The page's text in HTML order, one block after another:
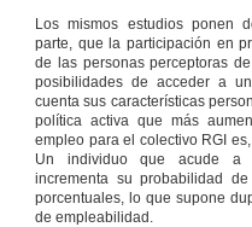
LAS PRESTACIONES
ECONÓMICAS
SECCIÓN1.ª
PROCEDIMIENTO
Artículo 73Inicio
del
procedimiento de
reconocimiento
de la renta de
garantía de
Los mismos estudios ponen
parte, que la participación en
de las personas perceptoras
posibilidades de acceder a
cuenta sus características
política activa que más
empleo para el colectivo RGI
Un individuo que acude a
incrementa su probabilidad
porcentuales, lo que supone
de empleabilidad.